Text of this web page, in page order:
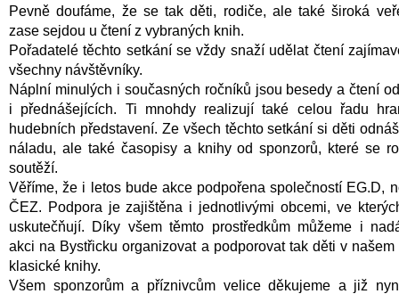
Pevně doufáme, že se tak děti, rodiče, ale také široká
zase sejdou u čtení z vybraných knih.
Pořadatelé těchto setkání se vždy snaží udělat čtení
všechny návštěvníky.
Náplní minulých i současných ročníků jsou besedy a čtení
i přednášejících. Ti mnohdy realizují také celou řadu
hudebních představení. Ze všech těchto setkání si děti
náladu, ale také časopisy a knihy od sponzorů, které se
soutěží.
Věříme, že i letos bude akce podpořena společností EG.D,
ČEZ. Podpora je zajištěna i jednotlivými obcemi, ve
uskutečňují. Díky všem těmto prostředkům můžeme i
akci na Bystřicku organizovat a podporovat tak děti v
klasické knihy.
Všem sponzorům a příznivcům velice děkujeme a již